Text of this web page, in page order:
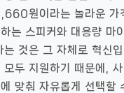
원이라는 놀라운 가
는 스피커와 대용량 마
는 것은 그 자체로 혁신
모두 지원하기 때문에, 사
맞춰 자유롭게 선택할